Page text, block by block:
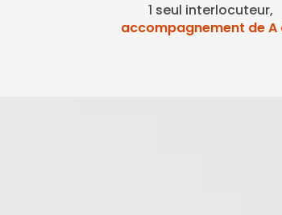
1 seul interlocuteur,
accompagnement de A